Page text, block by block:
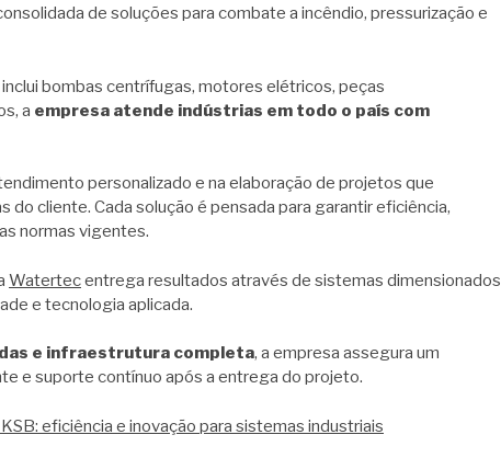
de soluções para combate a incêndio, pressurização e
bombas centrífugas, motores elétricos, peças
a empresa atende indústrias em todo o país com
personalizado e na elaboração de projetos que
do cliente. Cada solução é pensada para garantir eficiência,
normas vigentes.
Watertecentrega resultados através de sistemas dimensionados
e tecnologia aplicada.
e infraestrutura completa, a empresa assegura um
e suporte contínuo após a entrega do projeto.
eficiência e inovação para sistemas industriais